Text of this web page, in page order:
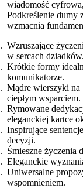
wiadomość
Podkreślenie dumy
wzmacnia
Wzruszające
w sercach dziadków.
Krótkie formy
komunikatorze.
Mądre wierszyki na
ciepłym wsparciem.
Rymowane
eleganckiej kartce
Inspirujące
decyzji.
Śmieszne życzenia
Eleganckie
Uniwersalne
wspomnieniem.